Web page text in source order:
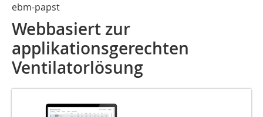
ebm-papst
Webbasiert zur
applikationsgerechten
Ventilatorlösung